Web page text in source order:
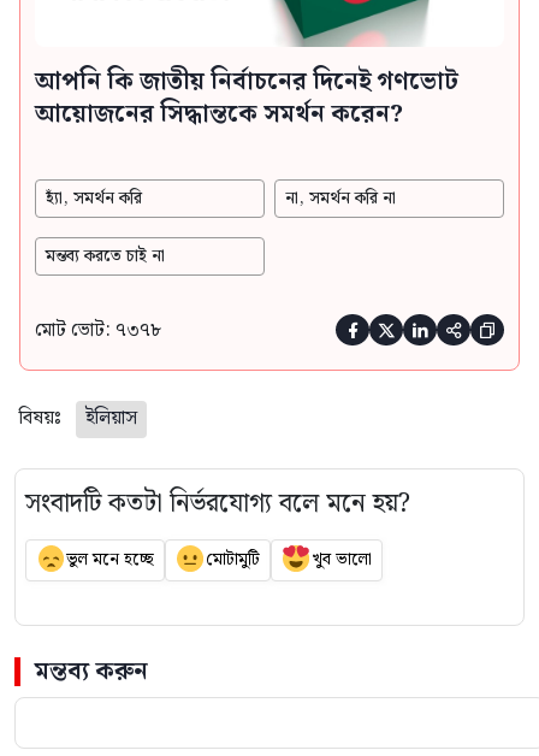
আপনি কি জাতীয় নির্বাচনের দিনেই গণভোট
আয়োজনের সিদ্ধান্তকে সমর্থন করেন?
হ্যাঁ, সমর্থন করি না, সমর্থন করি না
মন্তব্য করতে চাই না
মোট ভোট: ৭৩৭৮     
বিষয়ঃ ইলিয়াস
সংবাদটি কতটা নির্ভরযোগ্য বলে মনে হয়?
ভুল মনে হচ্ছে মোটামুটি খুব ভালো
মন্তব্য করুন